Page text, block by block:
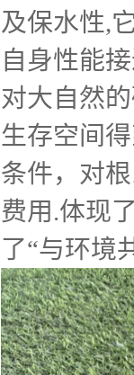
及保水性,
自身性能
对大自然
生存空间
条件，对
费用.体现
了“与环境